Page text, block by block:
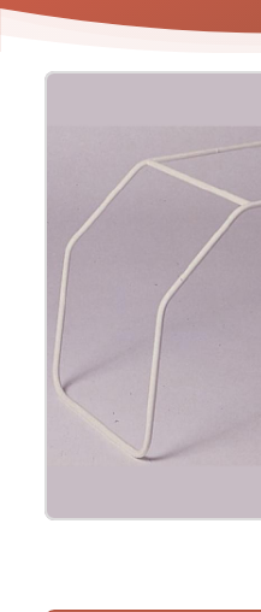
Product
Dekenboog
Invacare
Statio